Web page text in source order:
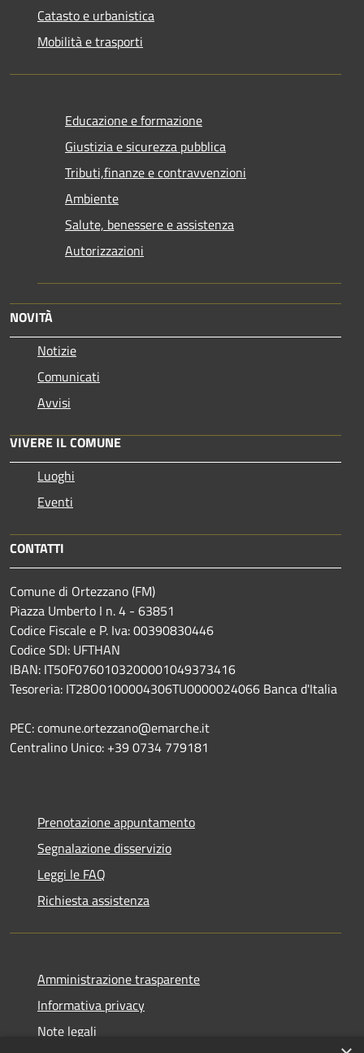
Catasto e urbanistica
Mobilità e trasporti
Educazione e formazione
Giustizia e sicurezza pubblica
Tributi,finanze e contravvenzioni
Ambiente
Salute, benessere e assistenza
Autorizzazioni
NOVITÀ
Notizie
Comunicati
Avvisi
VIVERE IL COMUNE
Luoghi
Eventi
CONTATTI
Comune di Ortezzano (FM)
Piazza Umberto I n. 4 - 63851
Codice Fiscale e P. Iva: 00390830446
Codice SDI: UFTHAN
IBAN: IT50F0760103200001049373416
Tesoreria: IT28O0100004306TU0000024066 Banca d'Italia
PEC: comune.ortezzano@emarche.it
Centralino Unico: +39 0734 779181
Prenotazione appuntamento
Segnalazione disservizio
Leggi le FAQ
Richiesta assistenza
Amministrazione trasparente
Informativa privacy
Note legali